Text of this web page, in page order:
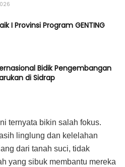
I Provinsi Program GENTING
Bidik Pengembangan
di Sidrap
ternyata bikin salah fokus.
linglung dan kelelahan
dari tanah suci, tidak
yang sibuk membantu mereka